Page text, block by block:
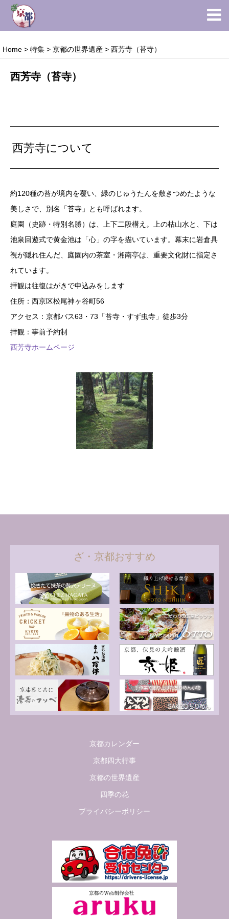
Home > 特集 > 京都の世界遺産 > 西芳寺（苔寺）
西芳寺（苔寺）
西芳寺について
約120種の苔が境内を覆い、緑のじゅうたんを敷きつめたような
美しさで、別名「苔寺」とも呼ばれます。
庭園（史跡・特別名勝）は、上下二段構え。上の枯山水と、下は
池泉回遊式で黄金池は「心」の字を描いています。幕末に岩倉具
視が隠れ住んだ、庭園内の茶室・湘南亭は、重要文化財に指定さ
れています。
拝観は往復はがきで申込みをします
住所：西京区松尾神ヶ谷町56
アクセス：京都バス63・73「苔寺・すず虫寺」徒歩3分
拝観：事前予約制
西芳寺ホームページ
ざ・京都おすすめ
京都カレンダー
京都四大行事
京都の世界遺産
四季の花
プライバシーポリシー